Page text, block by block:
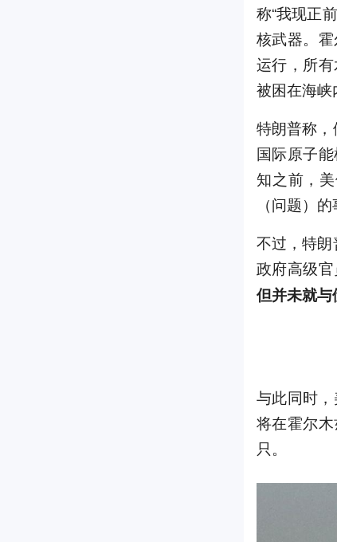
称“我现正
核武器。
运行，所
被困在海峡
特朗普称，
国际原子
知之前，
（问题）
不过，特朗
政府高级
但并未就
与此同时
将在霍尔
只。